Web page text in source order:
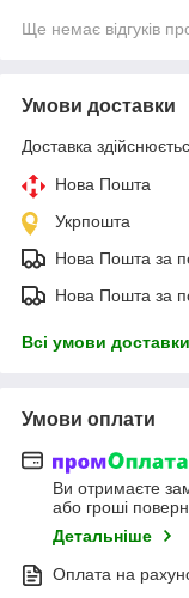
Ще немає відгуків
Умови доставки
Доставка
Нова Пошта
Укрпошта
Нова Пошта за
Нова Пошта за
Всі умови доставки
Умови оплати
Ви отримаєте
або гроші
Детальніше
Оплата на